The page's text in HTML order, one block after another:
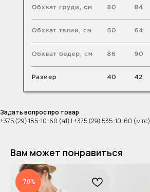
Задать вопрос про товар
+375 (29) 185-10-60 (а1) | +375 (29) 535-10-60 (мтс)
Вам может понравиться
-70%